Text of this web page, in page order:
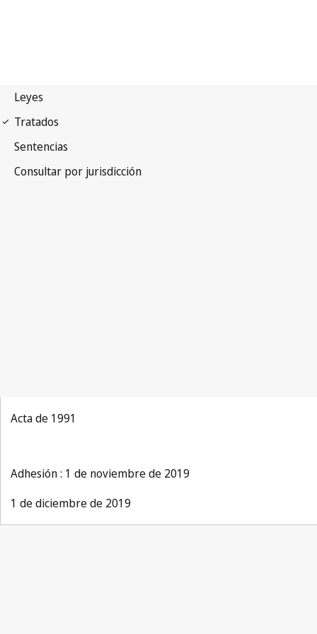
Acta de 1991
Adhesión : 1 de noviembre de 2019
1 de diciembre de 2019